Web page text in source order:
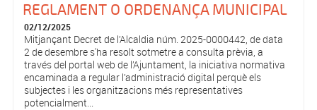
REGLAMENT O ORDENANÇA MUNICIPAL
02/12/2025
Mitjançant Decret de l’Alcaldia núm. 2025-0000442, de data
2 de desembre s'ha resolt sotmetre a consulta prèvia, a
través del portal web de l’Ajuntament, la iniciativa normativa
encaminada a regular l’administració digital perquè els
subjectes i les organitzacions més representatives
potencialment...